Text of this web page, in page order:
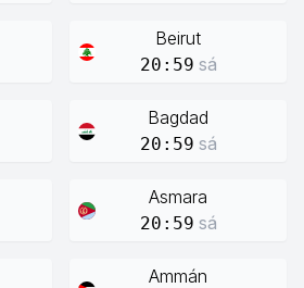
Beirut
20:59 sá
Bagdad
20:59 sá
Asmara
20:59 sá
Ammán